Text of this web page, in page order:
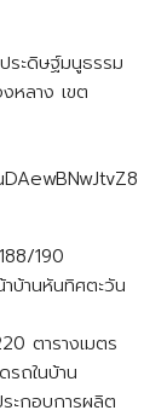
ระดิษฐ์มนูธรรม
หลาง เขต
190
บ้านหันทิศตะวัน
ตารางเมตร
ถในบ้าน
ะกอบการผลิต